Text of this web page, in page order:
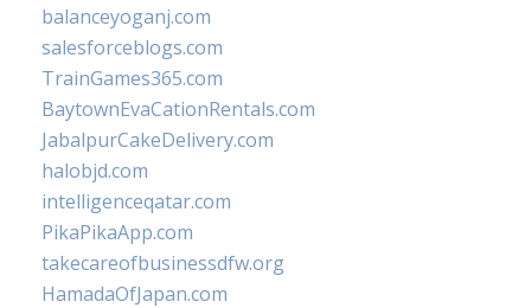
balanceyoganj.com
salesforceblogs.com
TrainGames365.com
BaytownEvaCationRentals.com
JabalpurCakeDelivery.com
halobjd.com
intelligenceqatar.com
PikaPikaApp.com
takecareofbusinessdfw.org
HamadaOfJapan.com